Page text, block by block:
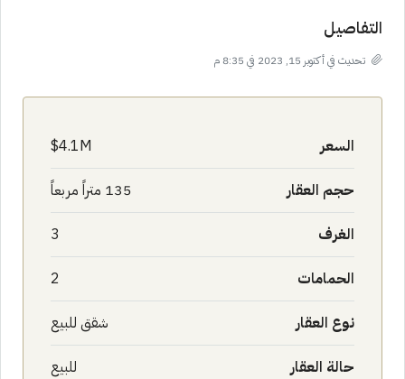
التفاصيل
تحديث في أكتوبر 15, 2023 في 8:35 م
السعر 4.1M$
حجم العقار 135 متراً مربعاً
الغرف 3
الحمامات 2
نوع العقار شقق للبيع
حالة العقار للبيع